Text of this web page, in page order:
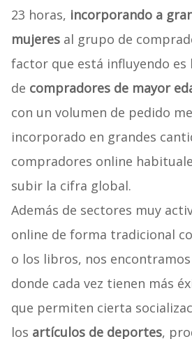
23 horas, incorporando a
mujeresal grupo de
factor que está influyendo
de compradores de mayor
con un volumen de pedido
incorporado en grandes
compradores online
subir la cifra global.
Además de sectores muy
online de forma tradicional
o los libros, nos
donde cada vez tienen más
que permiten cierta
los artículos de deportes,